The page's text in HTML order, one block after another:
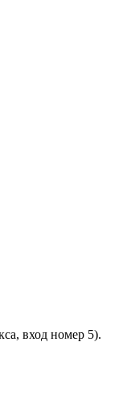
вход номер 5).